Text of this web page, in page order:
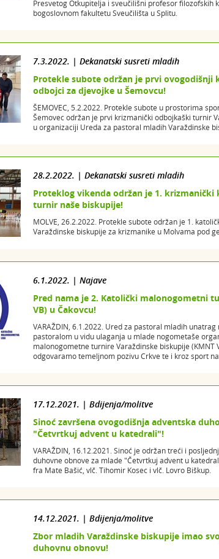
Presvetog Otkupitelja i sveučilišni profesor filozofskih
bogoslovnom fakultetu Sveučilišta u Splitu.
7.3.2022. | Dekanatski susreti mladih
Protekle subote održan je prvi
odbojci za djevojke u Šemovcu!
ŠEMOVEC, 5.2.2022. Protekle subote u prostorima
Šemovec održan je prvi krizmanički odbojkaški turnir
u organizaciji Ureda za pastoral mladih Varaždinske
28.2.2022. | Dekanatski susreti mladih
Proteklog vikenda održan je 1.
turnir naše biskupije!
MOLVE, 26.2.2022. Protekle subote održan je 1.
Varaždinske biskupije za krizmanike u Molvama pod
6.1.2022. | Najave
Pred nama je 2. Katolički malonogometni
VB) u Čakovcu!
VARAŽDIN, 6.1.2022. Ured za pastoral mladih
pastoralom u vidu ulaganja u mlade nogometaše
malonogometne turnire Varaždinske biskupije (KMNT
odgovaramo temeljnom pozivu Crkve te i kroz sport
17.12.2021. | Bdijenja/molitve
Sinoć završena ovogodišnja adventska
"Četvrtkuj advent u katedrali"!
VARAŽDIN, 16.12.2021. Sinoć je održan treći i
duhovne obnove za mlade "Četvrtkuj advent u
fra Mate Bašić, vlč. Tihomir Kosec i vlč. Lovro Biškup.
14.12.2021. | Bdijenja/molitve
Zbor mladih Varaždinske biskupije imao
duhovnu obnovu!